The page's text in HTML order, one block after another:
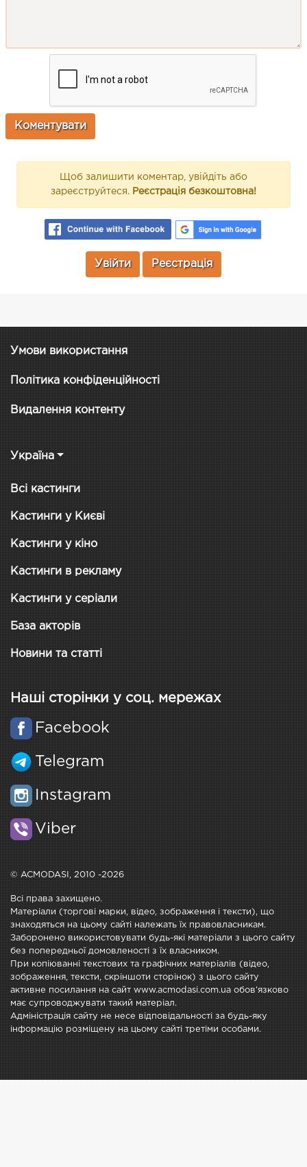
Щоб залишити коментар, увійдіть або
зареєструйтеся. Реєстрація безкоштовна!
Увійти Реєстрація
Умови використання
Політика конфіденційності
Видалення контенту
Україна
Всі кастинги
Кастинги у Києві
Кастинги у кіно
Кастинги в рекламу
Кастинги у серіали
База акторів
Новини та статті
Наші сторінки у соц. мережах
Facebook
Telegram
Instagram
Viber
© ACMODASI, 2010 -2026
Всі права захищено.
Матеріали (торгові марки, відео, зображення і тексти), що
знаходяться на цьому сайті належать їх правовласникам.
Заборонено використовувати будь-які матеріали з цього сайту
без попередньої домовленості з їх власником.
При копіюванні текстових та графічних матеріалів (відео,
зображення, тексти, скріншоти сторінок) з цього сайту
активне посилання на сайт www.acmodasi.com.ua обов'язково
має супроводжувати такий матеріал.
Адміністрація сайту не несе відповідальності за будь-яку
інформацію розміщену на цьому сайті третіми особами.